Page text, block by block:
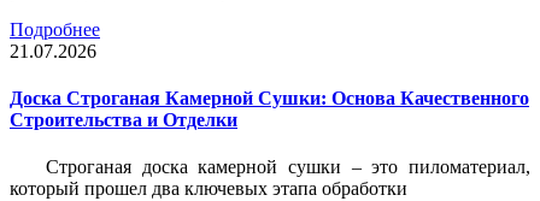
Подробнее
21.07.2026
Доска Строганая Камерной Сушки: Основа Качественного
Строительства и Отделки
Строганая доска камерной сушки – это пиломатериал,
который прошел два ключевых этапа обработки